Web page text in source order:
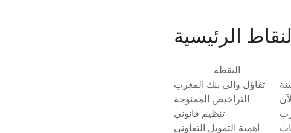
النقاط الرئيسية
النقطة
تفاؤل والي بنك المغرب
التراخيص الممنوحة
تنظيم قانوني
أهمية التمويل التعاوني